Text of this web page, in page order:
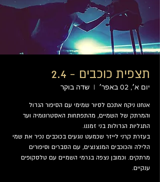
תצפית כוכבים - 2.4
יום א׳, 02 באפר׳
  |
שדה בוקר
אנחנו ניקח אתכם לסיור שמימי עם הסיפור הגדול
והמרתק של השמיים, מהתפתחות האסטרונומיה ועד
בעזרת קרני לייזר שכמעט נוגעים בכוכבים נכיר את שמי
הלילה והכוכבים המנצנצים, עם הסברים וסיפורים
מרתקים. וכמובן נצפה בגרמי השמיים עם טלסקופים
ענקיים.